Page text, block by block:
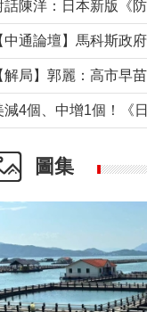
圖集